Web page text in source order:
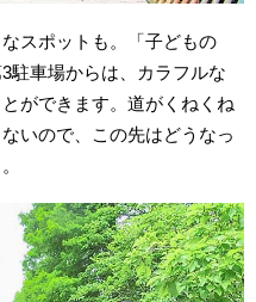
スポットも。「子どもの
駐車場からは、カラフルな
ができます。道がくねくね
いので、この先はどうなっ